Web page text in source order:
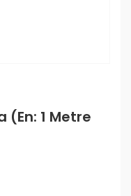
(En: 1 Metre